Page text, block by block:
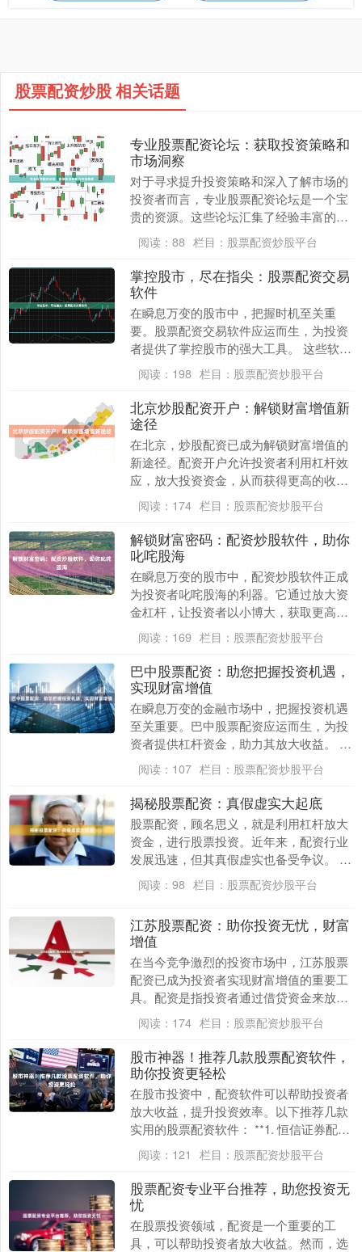
股票配资炒股 相关话题
专业股票配资论坛：获取投资策略和
市场洞察
对于寻求提升投资策略和深入了解市场的
投资者而言，专业股票配资论坛是一个宝
贵的资源。这些论坛汇集了经验丰富的交
易员、分析师和投资者，他们分享见解、
讨论市场趋势并提....
阅读： 88 栏目： 股票配资炒股平台
掌控股市，尽在指尖：股票配资交易
软件
在瞬息万变的股市中，把握时机至关重
要。股票配资交易软件应运而生，为投资
者提供了掌控股市的强大工具。 这些软件
允许投资者使用杠杆，放大他们的交易规
模。通过借入资金....
阅读： 198 栏目： 股票配资炒股平台
北京炒股配资开户：解锁财富增值新
途径
在北京，炒股配资已成为解锁财富增值的
新途径。配资开户允许投资者利用杠杆效
应，放大投资资金，从而获得更高的收
益。 **配资开户的优势：** * **放大收
益：**....
阅读： 174 栏目： 股票配资炒股平台
解锁财富密码：配资炒股软件，助你
叱咤股海
在瞬息万变的股市中，配资炒股软件正成
为投资者叱咤股海的利器。它通过放大资
金杠杆，让投资者以小博大，获取更高的
收益。 配资炒股软件的优势显而易见： *
**资金放....
阅读： 169 栏目： 股票配资炒股平台
巴中股票配资：助您把握投资机遇，
实现财富增值
在瞬息万变的金融市场中，把握投资机遇
至关重要。巴中股票配资应运而生，为投
资者提供杠杆资金，助力其放大收益。 **
何为股票配资？** 股票配资是一种融资方
式，投资....
阅读： 107 栏目： 股票配资炒股平台
揭秘股票配资：真假虚实大起底
股票配资，顾名思义，就是利用杠杆放大
资金，进行股票投资。近年来，配资行业
发展迅速，但其真假虚实也备受争议。 **
真：** * **放大收益：**配资可以放大投
资....
阅读： 98 栏目： 股票配资炒股平台
江苏股票配资：助你投资无忧，财富
增值
在当今竞争激烈的投资市场中，江苏股票
配资已成为投资者实现财富增值的重要工
具。配资是指投资者通过借贷资金来放大
投资规模，从而提高收益率。 江苏股票配
资平台众多，提....
阅读： 174 栏目： 股票配资炒股平台
股市神器！推荐几款股票配资软件，
助你投资更轻松
在股市投资中，配资软件可以帮助投资者
放大收益，提升投资效率。以下推荐几款
实用的股票配资软件： **1. 恒信证券配资
** 恒信证券配资是国内领先的配资平台，
提供....
阅读： 121 栏目： 股票配资炒股平台
股票配资专业平台推荐，助您投资无
忧
在股票投资领域，配资是一个重要的工
具，可以帮助投资者放大收益。然而，选